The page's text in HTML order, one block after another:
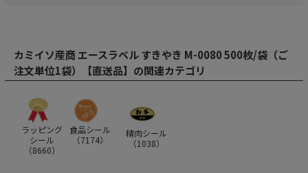
カミイソ産商 エースラベル すきやき M-0080 500枚/袋（ご
注文単位1袋）【直送品】の関連カテゴリ
ラッピング
シール
（8660）
食品シール
（7174）
精肉シール
（1038）